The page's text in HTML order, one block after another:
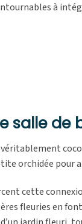
à
salle de
orchidée pour
cette
fleuries en